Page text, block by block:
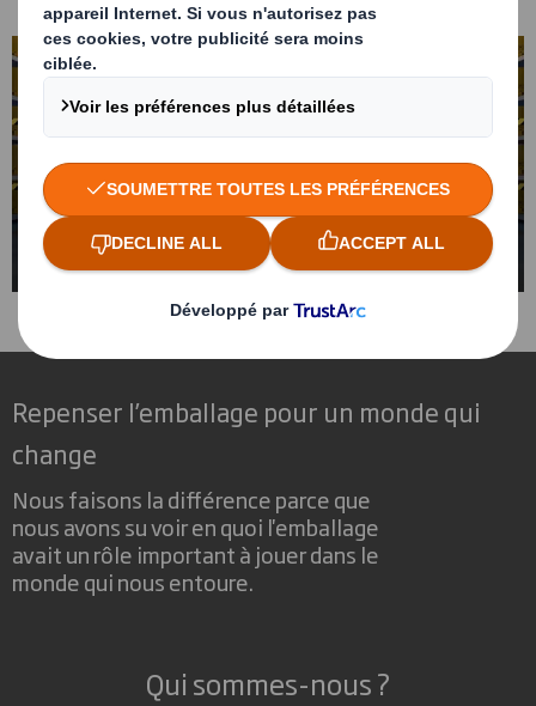
Normes pour nos fournisseurs
Repenser l’emballage pour un monde qui
change
Nous faisons la différence parce que
nous avons su voir en quoi l'emballage
avait un rôle important à jouer dans le
monde qui nous entoure.
Qui sommes-nous ?